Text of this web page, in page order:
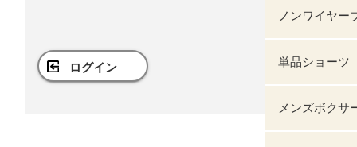
ログイン
ノンワイヤー
単品ショーツ
メンズボクサ